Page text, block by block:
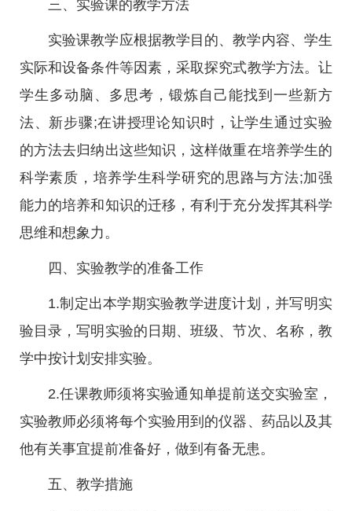
三、实验课的教学方法
实验课教学应根据教学目的、教学内容、学生
实际和设备条件等因素，采取探究式教学方法。让
学生多动脑、多思考，锻炼自己能找到一些新方
法、新步骤;在讲授理论知识时，让学生通过实验
的方法去归纳出这些知识，这样做重在培养学生的
科学素质，培养学生科学研究的思路与方法;加强
能力的培养和知识的迁移，有利于充分发挥其科学
思维和想象力。
四、实验教学的准备工作
1.制定出本学期实验教学进度计划，并写明实
验目录，写明实验的日期、班级、节次、名称，教
学中按计划安排实验。
2.任课教师须将实验通知单提前送交实验室，
实验教师必须将每个实验用到的仪器、药品以及其
他有关事宜提前准备好，做到有备无患。
五、教学措施